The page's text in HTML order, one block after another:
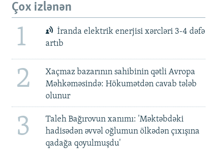
Çox izlənən
1
İranda elektrik enerjisi xərcləri 3-4 dəfə
artıb
2
Xaçmaz bazarının sahibinin qətli Avropa
Məhkəməsində: Hökumətdən cavab tələb
olunur
3
Taleh Bağırovun xanımı: 'Məktəbdəki
hadisədən əvvəl oğlumun ölkədən çıxışına
qadağa qoyulmuşdu'